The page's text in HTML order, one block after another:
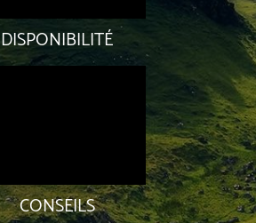
DISPONIBILITÉ
CONSEILS